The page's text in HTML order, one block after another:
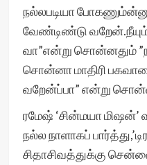
நல்லபடியா
வேண்டிண்டு
வா”என்று சொன்னதும்
சொன்னா மாதிரி
வறேன்ப்பா” என்று
ரமேஷ் ‘சின்மயா மிஷன்’
நல்ல நாளாகப்
சிதாசிவத்துக்கு